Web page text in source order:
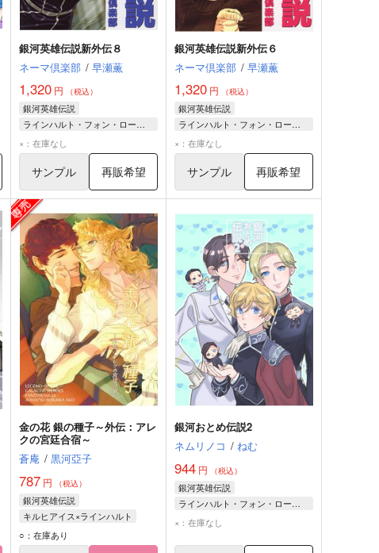
銀河英雄伝説新外伝８
ネーマ倶楽部 / 早瀬薫
1,320 円 （税込）
銀河英雄伝説
ラインハルト・フォン・ローエングラム
ジークフリード・キルヒアイス
ヤン艦隊
×：在庫なし
サンプル 再販希望
銀河英雄伝説新外伝６
ネーマ倶楽部 / 早瀬薫
1,320 円 （税込）
銀河英雄伝説
ラインハルト・フォン・ローエングラム
ヤン艦隊
×：在庫なし
サンプル 再販希望
金の花 銀の種子～外伝：アレ
クの宮廷合宿～
蒼庵 / 黒河亞子
787 円 （税込）
銀河英雄伝説
キルヒアイス×ラインハルト
ジークフリード・キルヒアイス
ラインハルト・フォン・ローエングラム
○：在庫あり
銀河おとめ伝説2
ネムリノコ / ねむ
944 円 （税込）
銀河英雄伝説
ラインハルト・フォン・ローエングラム
×：在庫なし